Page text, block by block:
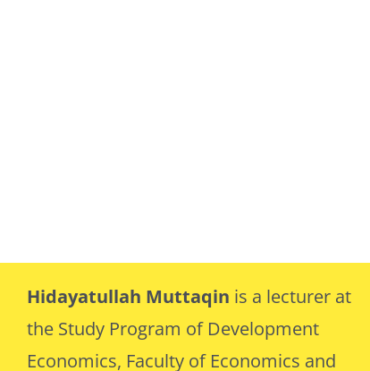
Hidayatullah Muttaqin is a lecturer at
the Study Program of Development
Economics, Faculty of Economics and